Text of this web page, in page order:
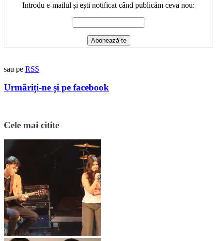
Introdu e-mailul și ești notificat când publicăm ceva nou:
sau pe RSS
Urmăriți-ne și pe facebook
Cele mai citite